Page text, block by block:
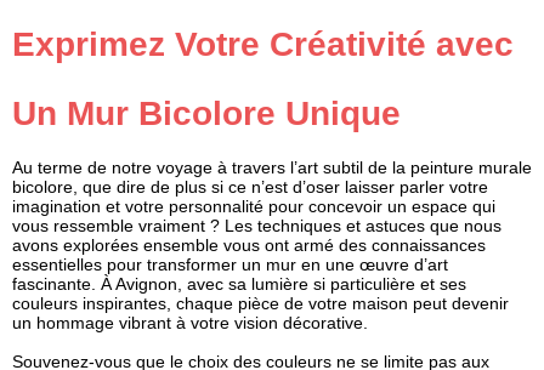
Exprimez Votre Créativité avec
Un Mur Bicolore Unique
Au terme de notre voyage à travers l’art subtil de la peinture murale
bicolore, que dire de plus si ce n’est d’oser laisser parler votre
imagination et votre personnalité pour concevoir un espace qui
vous ressemble vraiment ? Les techniques et astuces que nous
avons explorées ensemble vous ont armé des connaissances
essentielles pour transformer un mur en une œuvre d’art
fascinante. À Avignon, avec sa lumière si particulière et ses
couleurs inspirantes, chaque pièce de votre maison peut devenir
un hommage vibrant à votre vision décorative.
Souvenez-vous que le choix des couleurs ne se limite pas aux